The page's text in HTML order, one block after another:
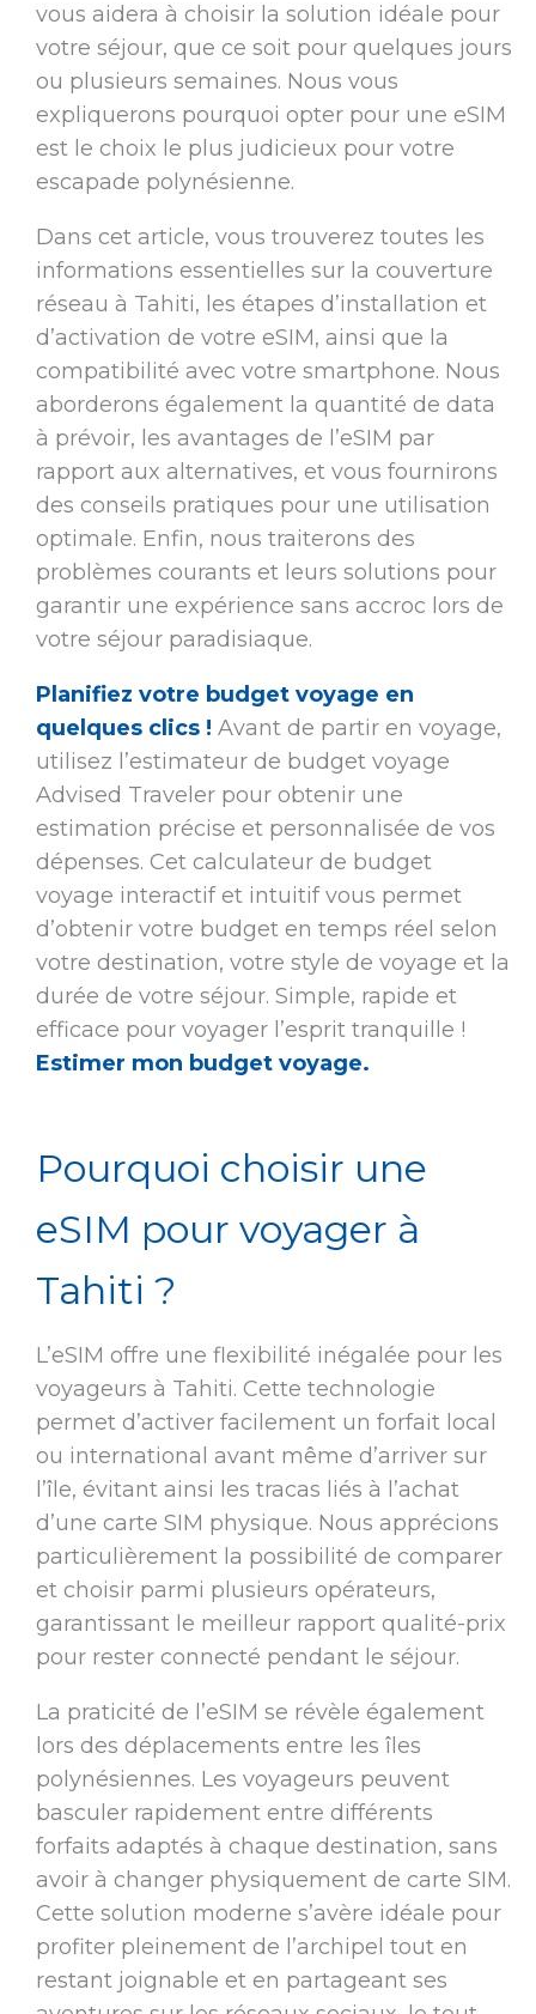
vous aidera à choisir la solution idéale pour
votre séjour, que ce soit pour quelques jours
ou plusieurs semaines. Nous vous
expliquerons pourquoi opter pour une eSIM
est le choix le plus judicieux pour votre
escapade polynésienne.
Dans cet article, vous trouverez toutes les
informations essentielles sur la couverture
réseau à Tahiti, les étapes d’installation et
d’activation de votre eSIM, ainsi que la
compatibilité avec votre smartphone. Nous
aborderons également la quantité de data
à prévoir, les avantages de l’eSIM par
rapport aux alternatives, et vous fournirons
des conseils pratiques pour une utilisation
optimale. Enfin, nous traiterons des
problèmes courants et leurs solutions pour
garantir une expérience sans accroc lors de
votre séjour paradisiaque.
Planifiez votre budget voyage en
quelques clics ! Avant de partir en voyage,
utilisez l’estimateur de budget voyage
Advised Traveler pour obtenir une
estimation précise et personnalisée de vos
dépenses. Cet calculateur de budget
voyage interactif et intuitif vous permet
d’obtenir votre budget en temps réel selon
votre destination, votre style de voyage et la
durée de votre séjour. Simple, rapide et
efficace pour voyager l’esprit tranquille !
Estimer mon budget voyage.
Pourquoi choisir une
eSIM pour voyager à
Tahiti ?
L’eSIM offre une flexibilité inégalée pour les
voyageurs à Tahiti. Cette technologie
permet d’activer facilement un forfait local
ou international avant même d’arriver sur
l’île, évitant ainsi les tracas liés à l’achat
d’une carte SIM physique. Nous apprécions
particulièrement la possibilité de comparer
et choisir parmi plusieurs opérateurs,
garantissant le meilleur rapport qualité-prix
pour rester connecté pendant le séjour.
La praticité de l’eSIM se révèle également
lors des déplacements entre les îles
polynésiennes. Les voyageurs peuvent
basculer rapidement entre différents
forfaits adaptés à chaque destination, sans
avoir à changer physiquement de carte SIM.
Cette solution moderne s’avère idéale pour
profiter pleinement de l’archipel tout en
restant joignable et en partageant ses